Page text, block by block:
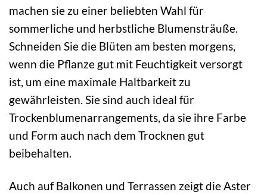
machen sie zu einer beliebten Wahl für
sommerliche und herbstliche Blumensträuße.
Schneiden Sie die Blüten am besten morgens,
wenn die Pflanze gut mit Feuchtigkeit versorgt
ist, um eine maximale Haltbarkeit zu
gewährleisten. Sie sind auch ideal für
Trockenblumenarrangements, da sie ihre Farbe
und Form auch nach dem Trocknen gut
beibehalten.
Auch auf Balkonen und Terrassen zeigt die Aster